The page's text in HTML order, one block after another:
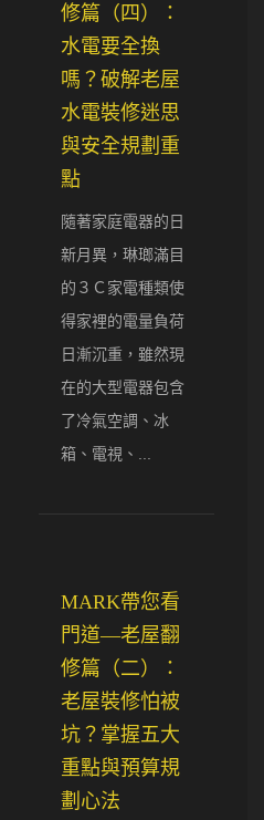
修篇（四）：
水電要全換
嗎？破解老屋
水電裝修迷思
與安全規劃重
點
隨著家庭電器的日
新月異，琳瑯滿目
的３Ｃ家電種類使
得家裡的電量負荷
日漸沉重，雖然現
在的大型電器包含
了冷氣空調、冰
箱、電視、...
MARK帶您看
門道—老屋翻
修篇（二）：
老屋裝修怕被
坑？掌握五大
重點與預算規
劃心法